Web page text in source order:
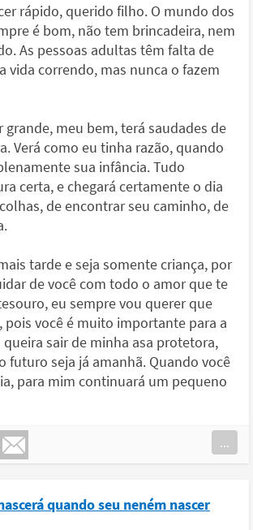
rápido, querido filho. O mundo dos
é bom, não tem brincadeira, nem
As pessoas adultas têm falta de
vida correndo, mas nunca o fazem
grande, meu bem, terá saudades de
Verá como eu tinha razão, quando
sua infância. Tudo
certa, e chegará certamente o dia
de encontrar seu caminho, de
tarde e seja somente criança, por
de você com todo o amor que te
eu sempre vou querer que
pois você é muito importante para a
queira sair de minha asa protetora,
futuro seja já amanhã. Quando você
para mim continuará um pequeno
...
quando seu neném nascer